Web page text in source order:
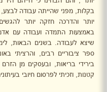
בקלות, מפני שהייתה עבודה
יותר והדרכה חזקה יותר
באמצעות התמדה ועבודה עם
שיצא לעבודה. בשנים הבאות,
ספר ציבוריים רבים, והרציתי
בירידי בריאות, ובעסקים מן הזרם
קטנות, וזכיתי לפרסום חיובי